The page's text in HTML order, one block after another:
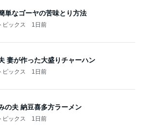
単なゴーヤの苦味とり方法
ピックス 1日前
妻が作った大盛りチャーハン
ピックス 1日前
の夫 納豆喜多方ラーメン
ピックス 1日前